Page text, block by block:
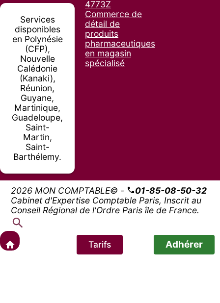
Services
disponibles
en Polynésie
(CFP),
Nouvelle
Calédonie
(Kanaki),
Réunion,
Guyane,
Martinique,
Guadeloupe,
Saint-
Martin,
Saint-
Barthélemy.
4773Z
Commerce de
détail de
produits
pharmaceutiques
en magasin
spécialisé
2026 MON COMPTABLE© -
01-85-08-50-32
Cabinet d'Expertise Comptable Paris, Inscrit au
Conseil Régional de l'Ordre Paris île de France.
Tarifs Adhérer